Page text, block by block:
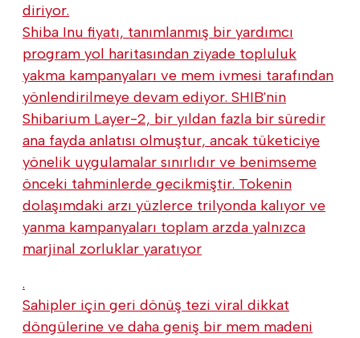
diriyor.
Shiba Inu fiyatı, tanımlanmış bir yardımcı
program yol haritasından ziyade topluluk
yakma kampanyaları ve mem ivmesi tarafından
yönlendirilmeye devam ediyor. SHIB'nin
Shibarium Layer-2, bir yıldan fazla bir süredir
ana fayda anlatısı olmuştur, ancak tüketiciye
yönelik uygulamalar sınırlıdır ve benimseme
önceki tahminlerde gecikmiştir. Tokenin
dolaşımdaki arzı yüzlerce trilyonda kalıyor ve
yanma kampanyaları toplam arzda yalnızca
marjinal zorluklar yaratıyor
.
Sahipler için geri dönüş tezi viral dikkat
döngülerine ve daha geniş bir mem madeni